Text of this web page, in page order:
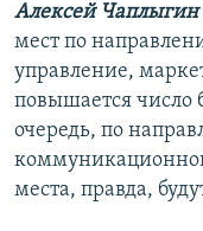
Алексей Чаплыгин
мест по
управление,
повышается число
очередь, по
места, правда,